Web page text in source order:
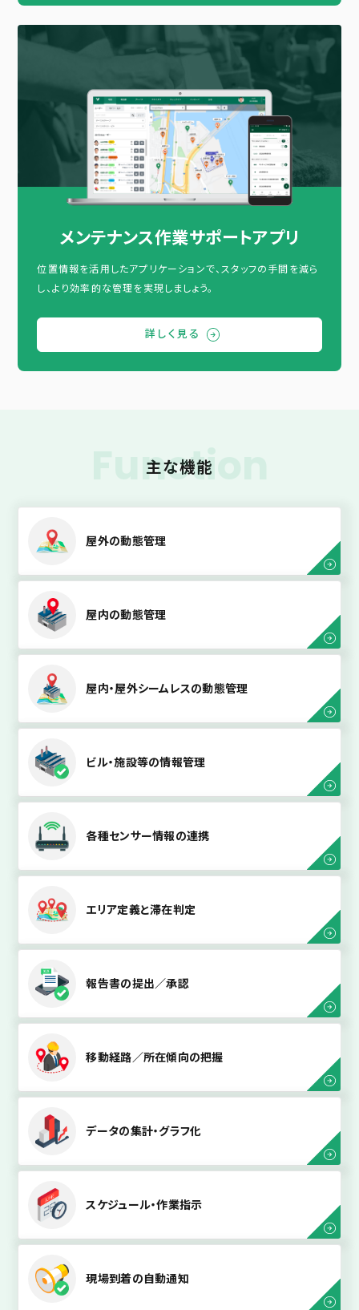
メンテナンス作業サポートアプリ
位置情報を活用したアプリケーションで、スタッフの手間を減ら
し、より効率的な管理を実現しましょう。
詳しく見る
主な機能
Function
屋外の動態管理
屋内の動態管理
屋内・屋外シームレスの動態管理
ビル・施設等の情報管理
各種センサー情報の連携
エリア定義と滞在判定
報告書の提出／承認
移動経路／所在傾向の把握
データの集計・グラフ化
スケジュール・作業指示
現場到着の自動通知